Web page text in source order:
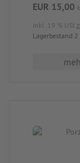
EUR 15,00
inkl. 19 % USt
Lagerbestand 2